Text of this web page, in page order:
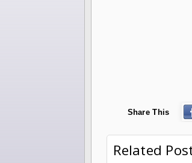
Share This
Related